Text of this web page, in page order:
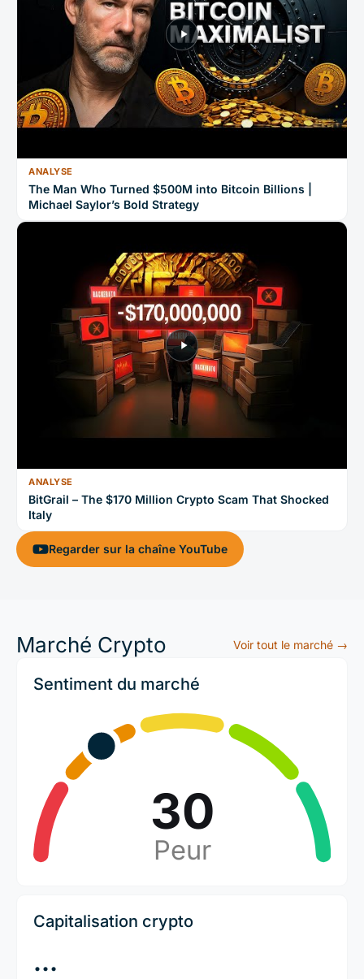
ANALYSE
The Man Who Turned $500M into Bitcoin Billions |
Michael Saylor’s Bold Strategy
ANALYSE
BitGrail – The $170 Million Crypto Scam That Shocked
Italy
Regarder sur la chaîne YouTube
Marché Crypto Voir tout le marché →
Sentiment du marché
30
Peur
Capitalisation crypto
…